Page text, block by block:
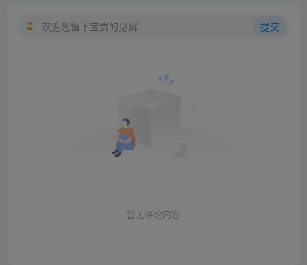
欢迎您留下宝贵的见解！ 提交
暂无评论内容